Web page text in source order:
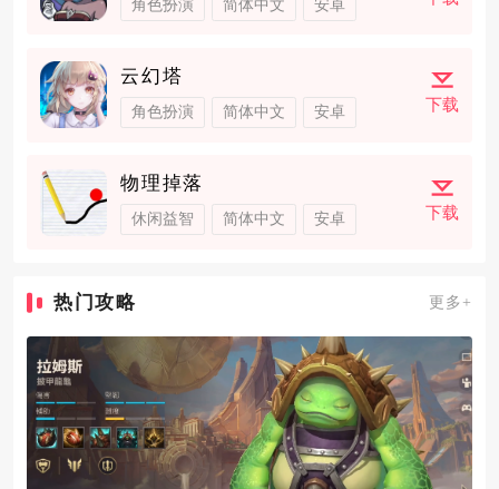
角色扮演 简体中文 安卓
云幻塔
角色扮演 简体中文 安卓 下载
物理掉落
休闲益智 简体中文 安卓 下载
热门攻略 更多+